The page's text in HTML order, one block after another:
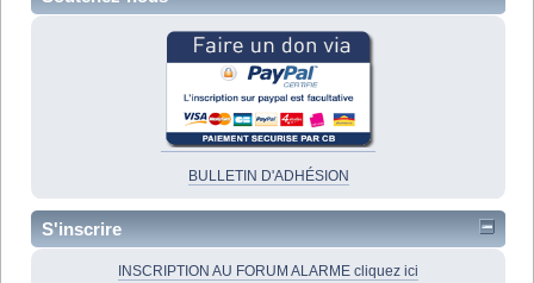
BULLETIN D'ADHÉSION
S'inscrire
INSCRIPTION AU FORUM ALARME cliquez ici